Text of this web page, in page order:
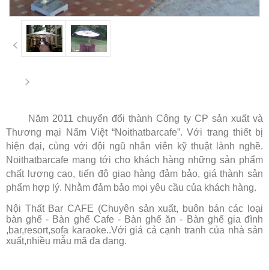
Năm 2011 chuyển đổi thành Công ty CP sản xuất và
Thương mại Nấm Việt “Noithatbarcafe”. Với trang thiết bị
hiện đại, cùng với đội ngũ nhân viên kỹ thuật lành nghề.
Noithatbarcafe mang tới cho khách hàng những sản phẩm
chất lượng cao, tiến độ giao hàng đảm bảo, giá thành sản
phẩm hợp lý. Nhằm đảm bảo mọi yêu cầu của khách hàng.
Nội Thất Bar CAFE (Chuyên sản xuất, buôn bán các loại
bàn ghế - Bàn ghế Cafe - Bàn ghế ăn - Bàn ghế gia đình
,bar,resort,sofa karaoke..Với giá cả cạnh tranh của nhà sản
xuất,nhiều mẫu mã đa dạng.